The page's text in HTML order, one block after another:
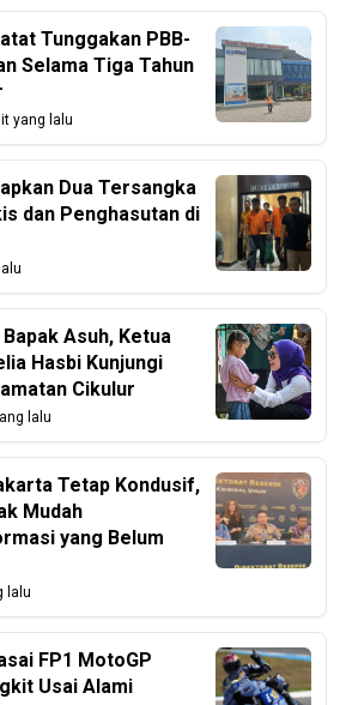
Tunggakan PBB-
Selama Tiga Tahun
yang lalu
Dua Tersangka
dan Penghasutan di
Asuh, Ketua
Hasbi Kunjungi
Cikulur
lalu
Tetap Kondusif,
Mudah
yang Belum
lalu
FP1 MotoGP
Usai Alami